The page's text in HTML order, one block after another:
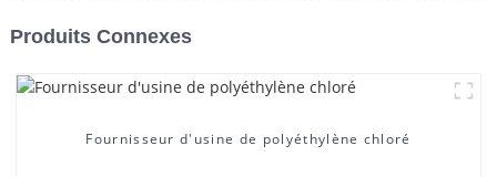
Produits Connexes
Fournisseur d'usine de polyéthylène chloré